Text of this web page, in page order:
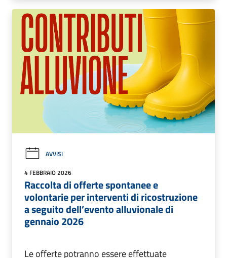
AVVISI
4 FEBBRAIO 2026
Raccolta di offerte spontanee e
volontarie per interventi di ricostruzione
a seguito dell’evento alluvionale di
gennaio 2026
Le offerte potranno essere effettuate